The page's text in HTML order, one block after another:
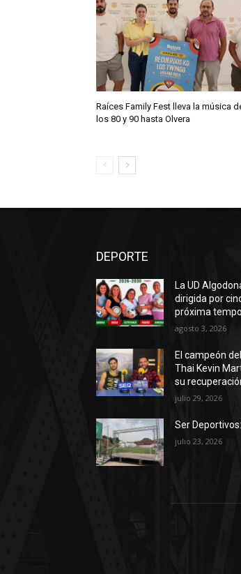
Raíces Family Fest lleva la música
los 80 y 90 hasta Olvera
DEPORTE
La UD
dirigida por
próxima
agosto 3, 2026
El campeón
Thai Kevin
su
julio 29, 2026
Ser
julio 23, 2026